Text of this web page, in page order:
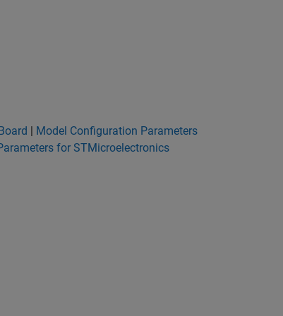
| Model Configuration Parameters
for STMicroelectronics